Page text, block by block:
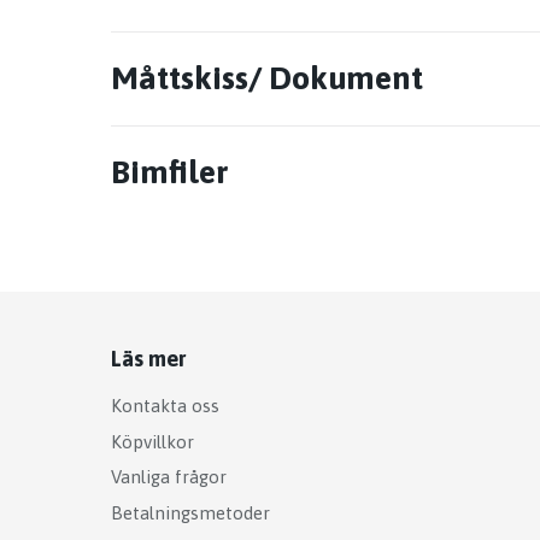
Måttskiss/ Dokument
Bimfiler
Läs mer
Kontakta oss
Köpvillkor
Vanliga frågor
Betalningsmetoder